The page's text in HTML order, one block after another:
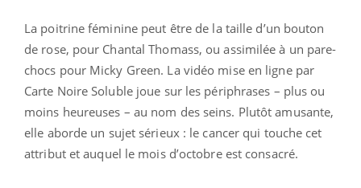
La poitrine féminine peut être de la taille d’un bouton
de rose, pour Chantal Thomass, ou assimilée à un pare-
chocs pour Micky Green. La vidéo mise en ligne par
Carte Noire Soluble joue sur les périphrases – plus ou
moins heureuses – au nom des seins. Plutôt amusante,
elle aborde un sujet sérieux : le cancer qui touche cet
attribut et auquel le mois d’octobre est consacré.